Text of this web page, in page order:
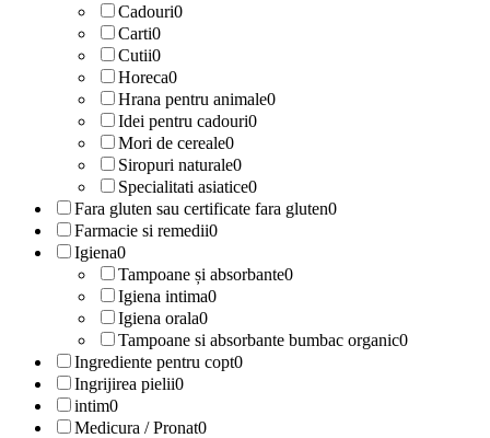
Cadouri0
Carti0
Cutii0
Horeca0
Hrana pentru animale0
Idei pentru cadouri0
Mori de cereale0
Siropuri naturale0
Specialitati asiatice0
Fara gluten sau certificate fara gluten0
Farmacie si remedii0
Igiena0
Tampoane și absorbante0
Igiena intima0
Igiena orala0
Tampoane si absorbante bumbac organic0
Ingrediente pentru copt0
Ingrijirea pielii0
intim0
Medicura / Pronat0